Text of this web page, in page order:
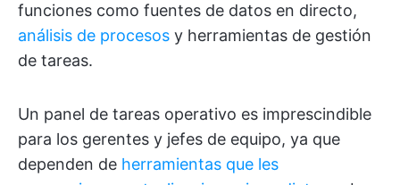
funciones como fuentes de datos en directo,
análisis de procesos y herramientas de gestión
de tareas.
Un panel de tareas operativo es imprescindible
para los gerentes y jefes de equipo, ya que
dependen de herramientas que les